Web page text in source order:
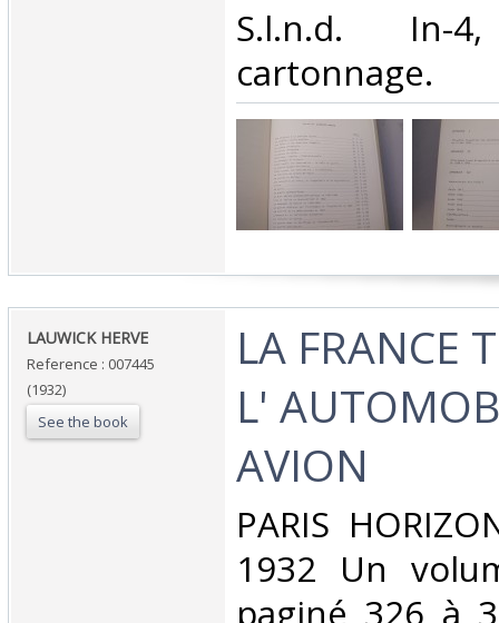
‎S.l.n.d. In-
cartonnage.‎
‎LAUWICK HERVE‎
Reference : 007445
(1932)
See the book
‎LA FRANCE
L'
AVION‎
‎PARIS
1932 Un
paginé 326 à